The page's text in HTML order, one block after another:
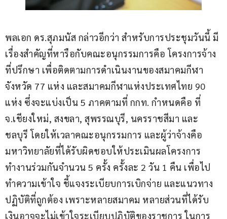
พลเอก ดร.สุภมนัส กล่าวอีกว่า สำหรับการประชุมวันนี้ มี
เรื่องสำคัญที่หารือกับคณะอนุกรรมการคือ โครงการจ้าง
ที่ปรึกษา เพื่อติดตามการดำเนินงานของสมาคมกีฬา
จังหวัด 77 แห่ง และสมาคมกีฬาแห่งประเทศไทย 90
แห่ง ซึ่งจะแบ่งเป็น 5 ภาคตามที่ กกท. กำหนดคือ ที่
จ.เชียงใหม่, สงขลา, สุพรรณบุรี, นครราชสีมา และ
ชลบุรี โดยให้เวลาคณะอนุกรรมการ และผู้ว่าจ้างคือ
มหาวิทยาลัยที่ได้รับผิดชอบให้ประเมินผลโครงการ
ทำงานร่วมกันจำนวน 5 ครั้ง ครั้งละ 2 วัน 1 คืน เพื่อไป
ทำความเข้าใจ ชี้แจงระเบียบการเบิกจ่าย และแนวทาง
ปฏิบัติที่ถูกต้อง เพราะหลายสมาคม หลายส่วนที่ได้รับ
เงินอาจจะไม่เข้าใจระเบียบปฏิบัติของราชการ ในการ